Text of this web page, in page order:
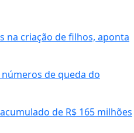
na criação de filhos, aponta
de queda do
de R$ 165 milhões